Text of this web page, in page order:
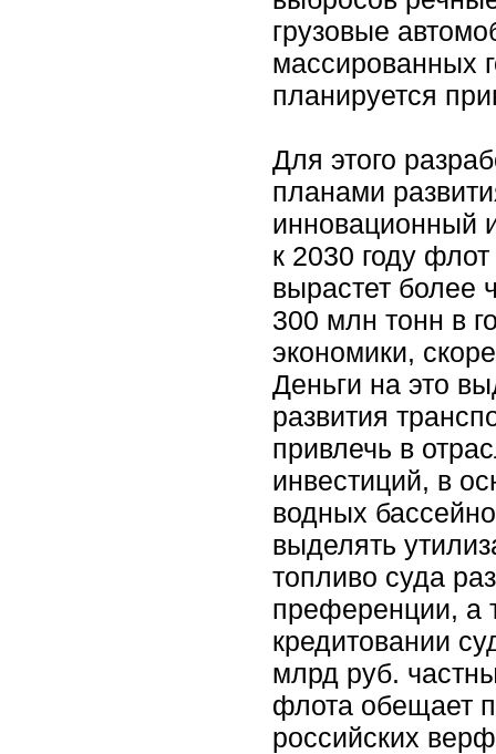
грузовые
массированных
планируется
Для этого
планами
инновационный
к 2030 году
вырастет более
300 млн тонн в
экономики,
Деньги на это
развития
привлечь в
инвестиций, в
водных
выделять
топливо суда
преференции, а
кредитовании
млрд руб.
флота обещает
российских